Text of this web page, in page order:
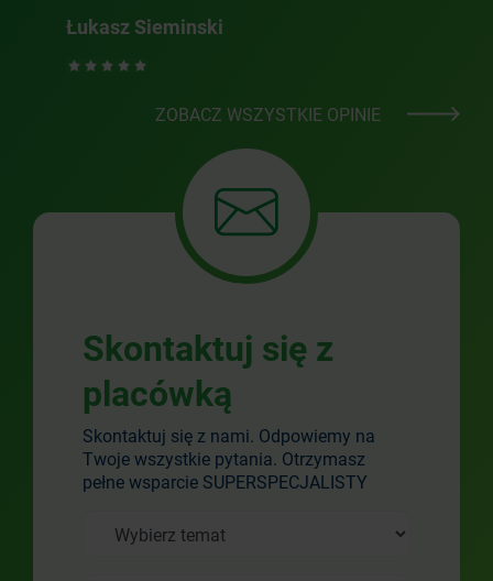
Łukasz Sieminski
ZOBACZ WSZYSTKIE OPINIE
Skontaktuj się z
placówką
Skontaktuj się z nami. Odpowiemy na
Twoje wszystkie pytania. Otrzymasz
pełne wsparcie SUPERSPECJALISTY